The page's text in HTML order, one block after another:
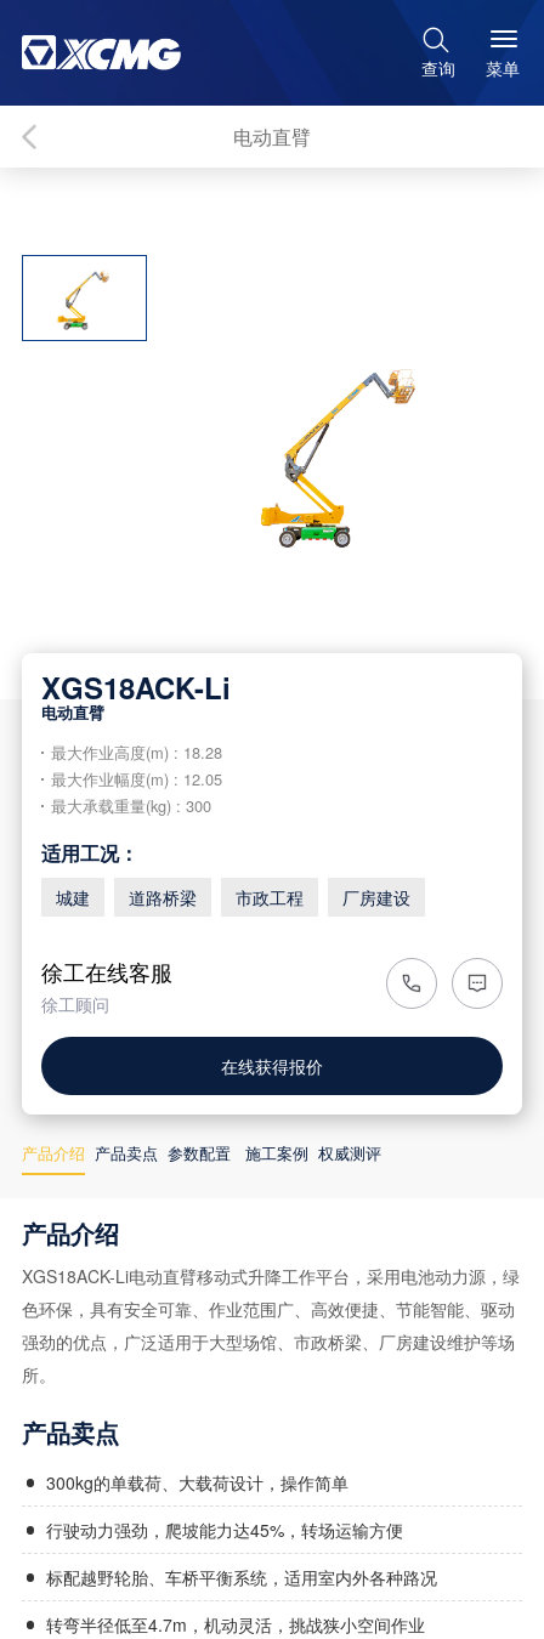

查询 菜单
电动直臂
XGS18ACK-Li
电动直臂
最大作业高度(m) : 18.28
最大作业幅度(m) : 12.05
最大承载重量(kg) : 300
适用工况：
城建 道路桥梁 市政工程 厂房建设
徐工在线客服
徐工顾问
在线获得报价
产品介绍 产品卖点 参数配置 施工案例 权威测评
产品介绍
XGS18ACK-Li电动直臂移动式升降工作平台，采用电池动力源，绿
色环保，具有安全可靠、作业范围广、高效便捷、节能智能、驱动
强劲的优点，广泛适用于大型场馆、市政桥梁、厂房建设维护等场
所。
产品卖点
300kg的单载荷、大载荷设计，操作简单
行驶动力强劲，爬坡能力达45%，转场运输方便
标配越野轮胎、车桥平衡系统，适用室内外各种路况
转弯半径低至4.7m，机动灵活，挑战狭小空间作业